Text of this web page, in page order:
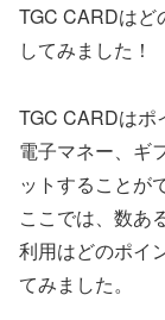
TGC CARDはど
してみました！
TGC CARDはポ
電子マネー、ギ
ットすることが
ここでは、数あ
利用はどのポイ
てみました。